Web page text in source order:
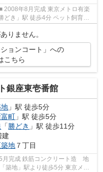
徒歩4分 ペット飼育可
りません。
ョンコート」への
こちら
銀座東壱番館
」駅 徒歩5分
富町 」駅 徒歩5分
「 勝どき 」駅 徒歩11分
建
築地 ７丁目